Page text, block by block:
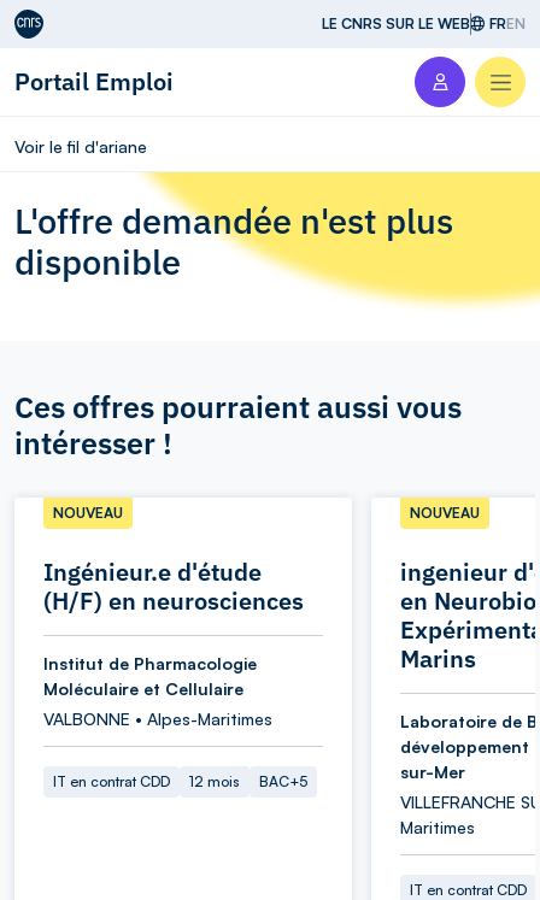
Aller au contenu LE CNRS SUR LE WEB FREN
Portail Emploi
Voir le fil d'ariane
L'offre demandée n'est plus
disponible
Ces offres pourraient aussi vous
intéresser !
Ingénieur.e d'étude
(H/F) en neurosciences
NOUVEAU
Institut de Pharmacologie
Moléculaire et Cellulaire
VALBONNE • Alpes-Maritimes
IT en contrat CDD 12 mois BAC+5
ingenieur
en
Marins
NOUVEAU
Laboratoire de
développement
sur-Mer
VILLEFRANCHE
Maritimes
IT en contrat CDD